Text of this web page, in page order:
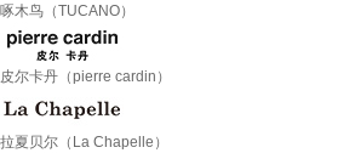
啄木鸟（TUCANO）
皮尔卡丹（pierre cardin）
拉夏贝尔（La Chapelle）